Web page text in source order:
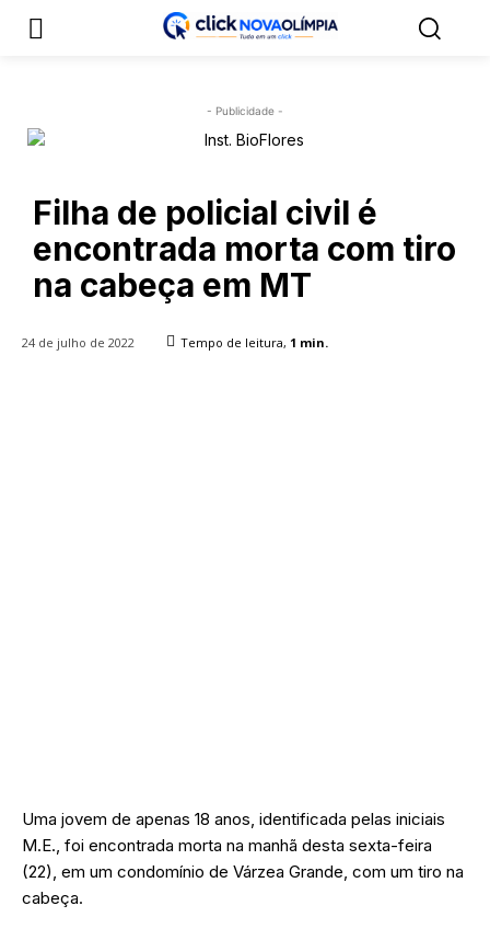
- Publicidade -
Filha de policial civil é
encontrada morta com tiro
na cabeça em MT
24 de julho de 2022 Tempo de leitura, 1 min.
Uma jovem de apenas 18 anos, identificada pelas iniciais
M.E., foi encontrada morta na manhã desta sexta-feira
(22), em um condomínio de Várzea Grande, com um tiro na
cabeça.